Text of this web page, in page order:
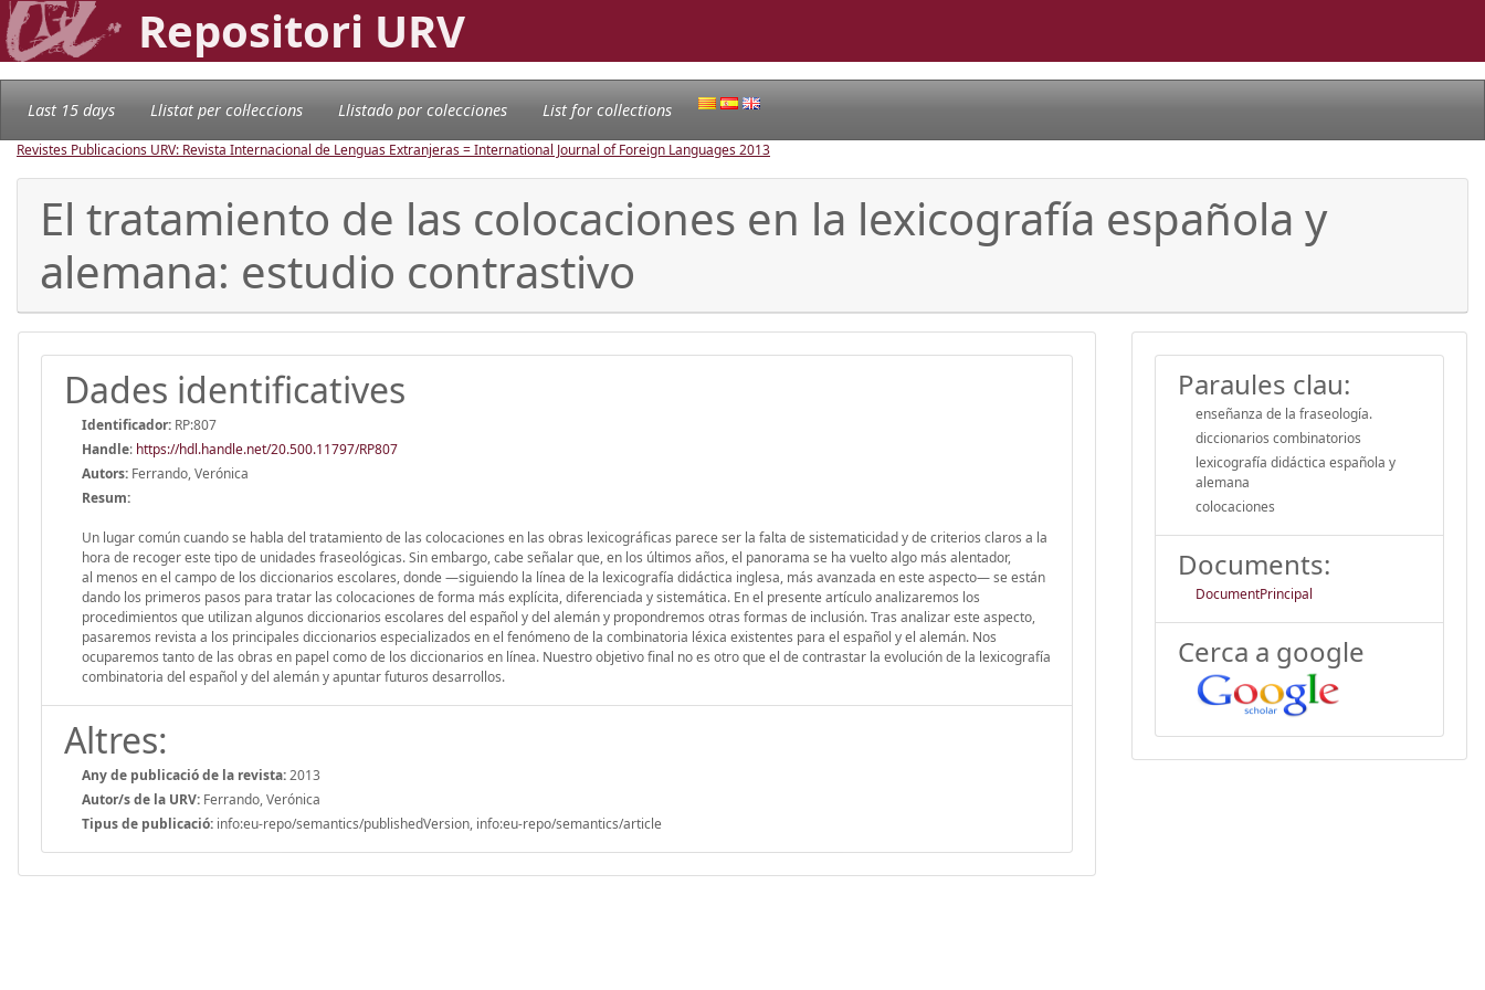
Repositori URV
Last 15 days Llistat per col·leccions Llistado por colecciones List for collections
Revistes Publicacions URV: Revista Internacional de Lenguas Extranjeras = International Journal of Foreign Languages2013
El tratamiento de las colocaciones en la lexicografía española y
alemana: estudio contrastivo
Dades identificatives
Identificador: RP:807
Handle: https://hdl.handle.net/20.500.11797/RP807
Autors: Ferrando, Verónica
Resum:
Un lugar común cuando se habla del tratamiento de las colocaciones en las obras lexicográficas parece ser la falta de sistematicidad y de criterios claros a la
hora de recoger este tipo de unidades fraseológicas. Sin embargo, cabe señalar que, en los últimos años, el panorama se ha vuelto algo más alentador,
al menos en el campo de los diccionarios escolares, donde —siguiendo la línea de la lexicografía didáctica inglesa, más avanzada en este aspecto— se están
dando los primeros pasos para tratar las colocaciones de forma más explícita, diferenciada y sistemática. En el presente artículo analizaremos los
procedimientos que utilizan algunos diccionarios escolares del español y del alemán y propondremos otras formas de inclusión. Tras analizar este aspecto,
pasaremos revista a los principales diccionarios especializados en el fenómeno de la combinatoria léxica existentes para el español y el alemán. Nos
ocuparemos tanto de las obras en papel como de los diccionarios en línea. Nuestro objetivo final no es otro que el de contrastar la evolución de la lexicografía
combinatoria del español y del alemán y apuntar futuros desarrollos.
Altres:
Any de publicació de la revista:2013
Autor/s de la URV: Ferrando, Verónica
Tipus de publicació: info:eu-repo/semantics/publishedVersion, info:eu-repo/semantics/article
Paraules clau:
enseñanza de la fraseología.
diccionarios combinatorios
lexicografía didáctica española y
alemana
colocaciones
Documents:
DocumentPrincipal
Cerca a google